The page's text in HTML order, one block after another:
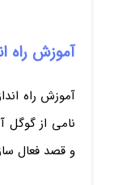
آموزش راه
آموزش راه
و قصد فعال